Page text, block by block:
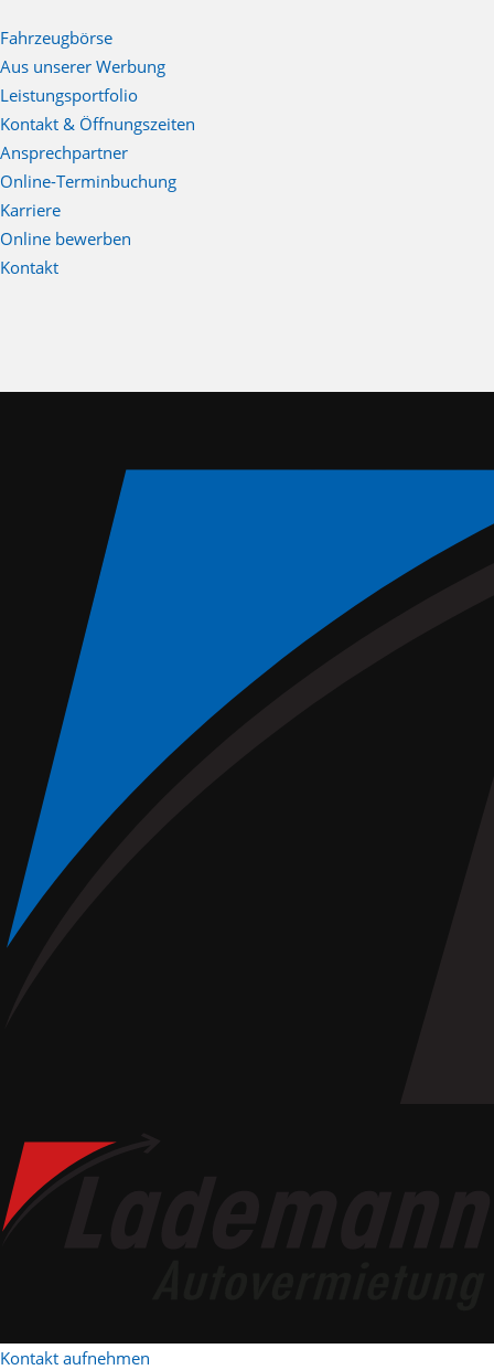
Fahrzeugbörse
Aus unserer Werbung
Leistungsportfolio
Kontakt & Öffnungszeiten
Ansprechpartner
Online-Terminbuchung
Karriere
Online bewerben
Kontakt
Kontakt aufnehmen